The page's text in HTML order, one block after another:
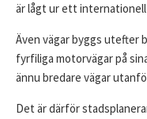
är lågt ur ett
Även vägar byggs utefter
fyrfiliga motorvägar på
ännu bredare vägar
Det är därför